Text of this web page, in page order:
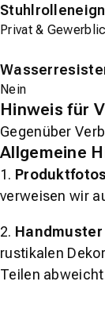
Privat &
Nein
Hinweis für
Gegenüber
Allgemeine
1. Produktfotos
verweisen wir
2. Handmuster
rustikalen
Teilen